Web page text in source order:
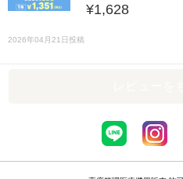
¥1,628
2026年04月21日投稿